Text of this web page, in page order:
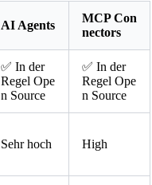
AI Agents
MCP Con
nectors
✅ In der
Regel Ope
n Source
✅ In der
Regel Ope
n Source
Sehr hoch High